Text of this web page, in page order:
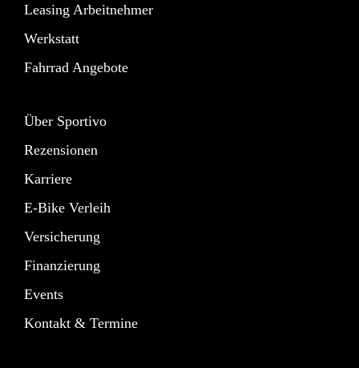
Leasing Arbeitnehmer
Werkstatt
Fahrrad Angebote
Über Sportivo
Rezensionen
Karriere
E-Bike Verleih
Versicherung
Finanzierung
Events
Kontakt & Termine